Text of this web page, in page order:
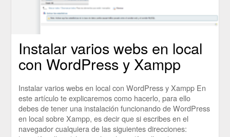
Instalar varios webs en local
con WordPress y Xampp
Instalar varios webs en local con WordPress y Xampp En
este artículo te explicaremos como hacerlo, para ello
debes de tener una instalación funcionando de WordPress
en local sobre Xampp, es decir que si escribes en el
navegador cualquiera de las siguientes direcciones: